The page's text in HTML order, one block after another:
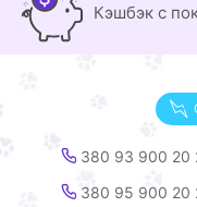
Кэшбэк с
380 93 900 20
380 95 900 20